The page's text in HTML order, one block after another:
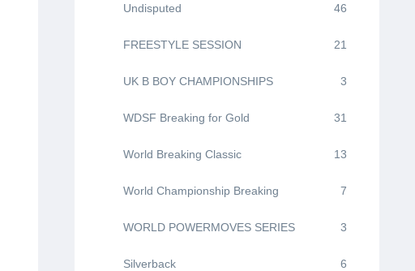
Undisputed 46
FREESTYLE SESSION 21
UK B BOY CHAMPIONSHIPS 3
WDSF Breaking for Gold 31
World Breaking Classic 13
World Championship Breaking 7
WORLD POWERMOVES SERIES 3
Silverback 6